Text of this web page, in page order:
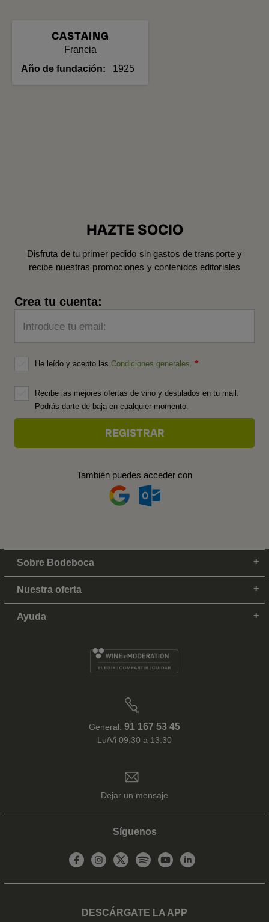
CASTAING
Francia
Año de fundación
1925
HAZTE SOCIO
Disfruta de tu primer pedido sin gastos de transporte y
recibe nuestras promociones y contenidos editoriales
Crea tu cuenta:
Introduce tu email:
He leído y acepto las Condiciones generales.
Recibe las mejores ofertas de vino y destilados en tu mail.
Podrás darte de baja en cualquier momento.
También puedes acceder con
Sobre Bodeboca
Nuestra oferta
Ayuda
General: 91 167 53 45
Lu/Vi 09:30 a 13:30
Dejar un mensaje
Síguenos
DESCÁRGATE LA APP